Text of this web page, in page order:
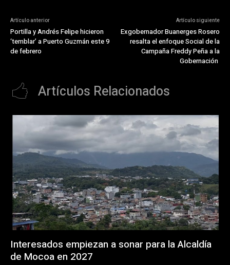
Artículo anterior
Portilla y Andrés Felipe hicieron
‘temblar’ a Puerto Guzmán este 9
de febrero
Artículo siguiente
Exgobernador Buanerges Rosero
resalta el enfoque Social de la
Campaña Freddy Peña a la
Gobernación
Artículos Relacionados
Interesados empiezan a sonar para la Alcaldía
de Mocoa en 2027